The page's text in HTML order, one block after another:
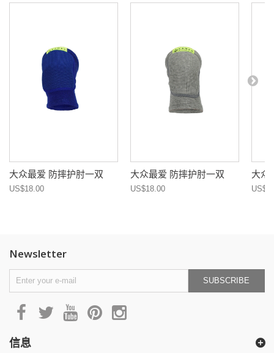
大众最爱 防摔护肘一双
US$18.00
大众最爱 防摔护肘一双
US$18.00
大众
Newsletter
SUBSCRIBE
信息